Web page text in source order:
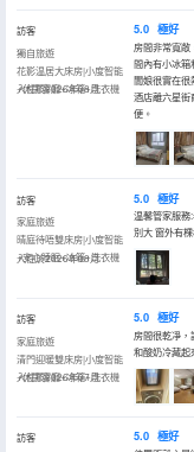
訪客
獨自旅遊
花影温居大床房|小度智能
+休閑客廳+冰箱+洗衣機
入住於2026年08月
5.0 極好
房間非常寬
間內有小冰箱
闆娘很實在很
酒店離六星街
便。
訪客
家庭旅遊
晴庭待唔雙床房|小度智能
+安心睡眠+冰箱+洗衣機
入住於2026年08月
5.0 極好
温馨管家服務
別大 窗外有
訪客
家庭旅遊
清門迎暖雙床房|小度智能
+休閑客廳+冰箱+洗衣機
入住於2026年07月
5.0 極好
房間很乾凈
和酸奶冷藏起
訪客 5.0 極好